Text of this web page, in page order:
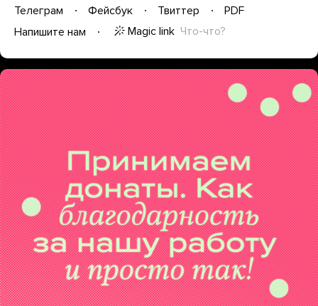
Телеграм Фейсбук Твиттер
PDF
Напишите нам
Magic link Что-что?